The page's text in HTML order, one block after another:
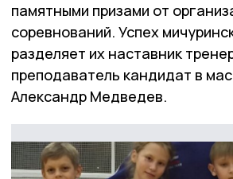
памятными призами от
соревнований. Успех
разделяет их наставник
преподаватель кандидат в
Александр Медведев.